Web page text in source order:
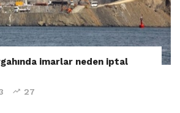
imarlar neden iptal
27